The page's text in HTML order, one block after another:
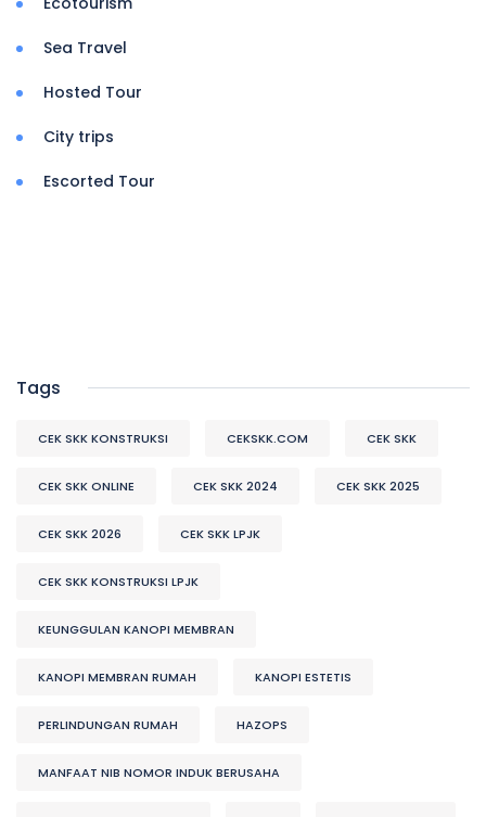
Sea Travel
Hosted Tour
City trips
Escorted Tour
Tags
CEK SKK KONSTRUKSI CEKSKK.COM CEK SKK
CEK SKK ONLINE CEK SKK 2024 CEK SKK 2025
CEK SKK 2026 CEK SKK LPJK
CEK SKK KONSTRUKSI LPJK
KEUNGGULAN KANOPI MEMBRAN
KANOPI MEMBRAN RUMAH KANOPI ESTETIS
PERLINDUNGAN RUMAH HAZOPS
MANFAAT NIB NOMOR INDUK BERUSAHA